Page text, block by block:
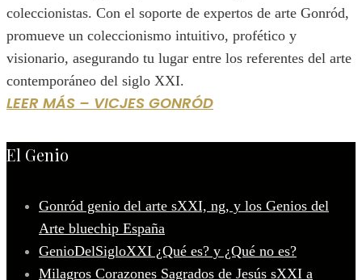
coleccionistas. Con el soporte de expertos de arte Gonród,
promueve un coleccionismo intuitivo, profético y
visionario, asegurando tu lugar entre los referentes del arte
contemporáneo del siglo XXI.
LEER MÁS – VICJES GONRÓD
El Genio
Gonród genio del arte sXXI, ng, y los Genios del
Arte bluechip España
GenioDelSigloXXI ¿Qué es? y ¿Qué no es?
Milagros Corazones Sagrados de Jesús sXXI a